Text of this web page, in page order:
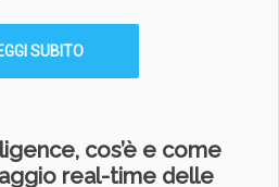
SUBITO
cos’è e come
real-time delle